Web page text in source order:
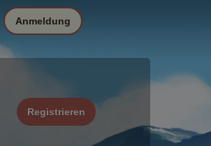
Registrieren
Anmeldung